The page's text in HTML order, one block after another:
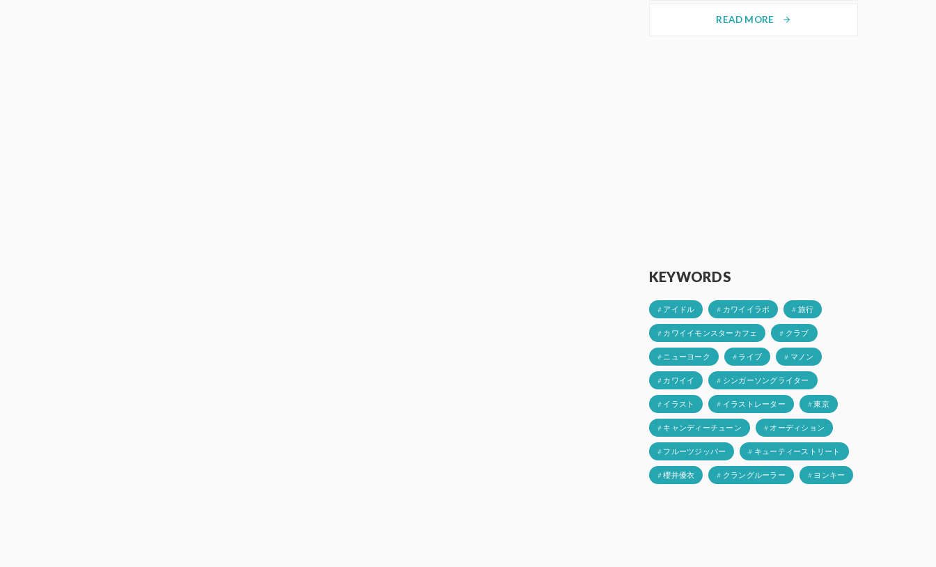
READ MORE arrow_forward
KEYWORDS
# アイドル # カワイイラボ # 旅行
# カワイイモンスターカフェ # クラブ
# ニューヨーク # ライブ # マノン
# カワイイ # シンガーソングライター
# イラスト # イラストレーター # 東京
# キャンディーチューン # オーディション
# フルーツジッパー # キューティーストリート
# 櫻井優衣 # クラングルーラー # ヨンキー